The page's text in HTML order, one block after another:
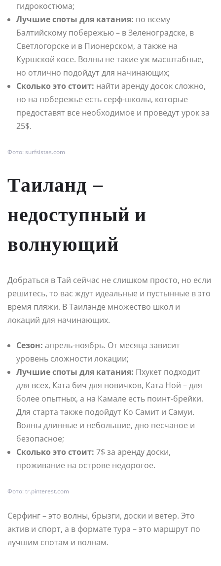
гидрокостюма;
Лучшие споты для катания: по всему
Балтийскому побережью – в Зеленоградске, в
Светлогорске и в Пионерском, а также на
Куршской косе. Волны не такие уж масштабные,
но отлично подойдут для начинающих;
Сколько это стоит: найти аренду досок сложно,
но на побережье есть серф-школы, которые
предоставят все необходимое и проведут урок за
25$.
Фото: surfsistas.com
Таиланд –
недоступный и
волнующий
Добраться в Тай сейчас не слишком просто, но если
решитесь, то вас ждут идеальные и пустынные в это
время пляжи. В Таиланде множество школ и
локаций для начинающих.
Сезон: апрель-ноябрь. От месяца зависит
уровень сложности локации;
Лучшие споты для катания: Пхукет подходит
для всех, Ката бич для новичков, Ката Ной – для
более опытных, а на Камале есть поинт-брейки.
Для старта также подойдут Ко Самит и Самуи.
Волны длинные и небольшие, дно песчаное и
безопасное;
Сколько это стоит: 7$ за аренду доски,
проживание на острове недорогое.
Фото: tr.pinterest.com
Серфинг – это волны, брызги, доски и ветер. Это
актив и спорт, а в формате тура – это маршрут по
лучшим спотам и волнам.